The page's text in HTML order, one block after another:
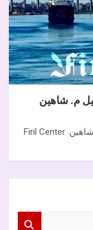
م. شاهين
لا بديل عن قناة السويس. الدكتور جميل م. شاهين. Firil Center